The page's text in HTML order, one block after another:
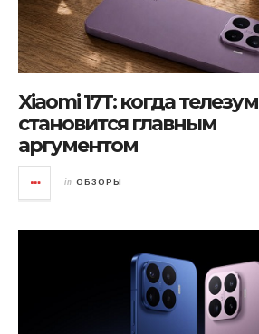
Xiaomi 17T: когда телезум
становится главным
аргументом
in ОБЗОРЫ